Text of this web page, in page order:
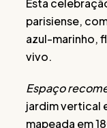
parisiense,
azul-marinho,
vivo.
Espaço
jardim vertical
mapeada em